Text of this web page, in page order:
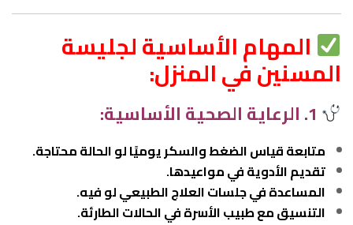
المهام الأساسية لجليسة
المسنين في المنزل:
متابعة قياس الضغط والسكر يوميًا لو الحالة محتاجة.
تقديم الأدوية في مواعيدها.
المساعدة في جلسات العلاج الطبيعي لو فيه.
التنسيق مع طبيب الأسرة في الحالات الطارئة.